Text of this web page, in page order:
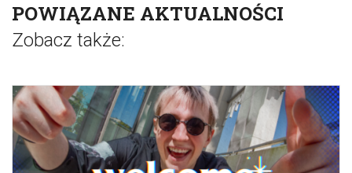
POWIĄZANE AKTUALNOŚCI
Zobacz także: